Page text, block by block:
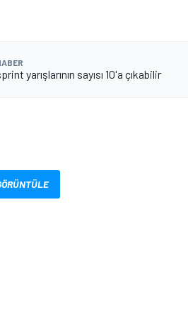
yarışlarının sayısı 10'a çıkabilir